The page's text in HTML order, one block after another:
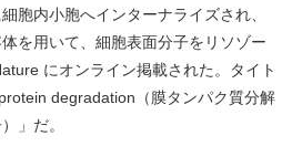
胞内小胞へインターナライズされ、
を用いて、細胞表面分子をリソゾー
にオンライン掲載された。タイト
degradation（膜タンパク質分解
」だ。